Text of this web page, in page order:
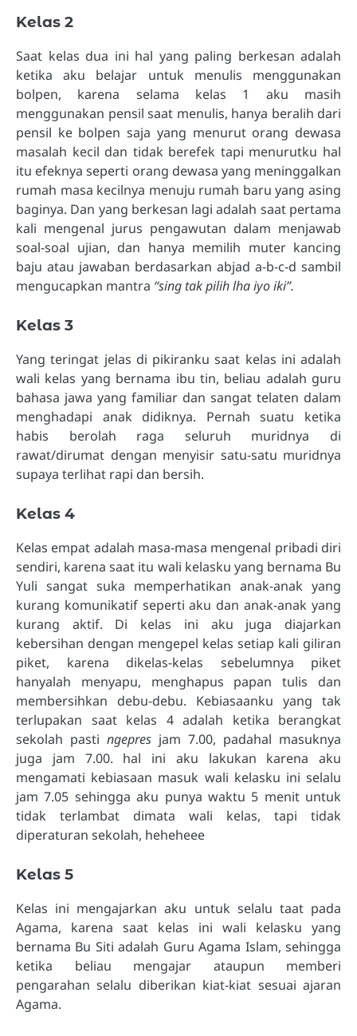
Kelas 2
Saat kelas dua ini hal yang paling berkesan adalah
ketika aku belajar untuk menulis menggunakan
bolpen, karena selama kelas 1 aku masih
menggunakan pensil saat menulis, hanya beralih dari
pensil ke bolpen saja yang menurut orang dewasa
masalah kecil dan tidak berefek tapi menurutku hal
itu efeknya seperti orang dewasa yang meninggalkan
rumah masa kecilnya menuju rumah baru yang asing
baginya. Dan yang berkesan lagi adalah saat pertama
kali mengenal jurus pengawutan dalam menjawab
soal-soal ujian, dan hanya memilih muter kancing
baju atau jawaban berdasarkan abjad a-b-c-d sambil
mengucapkan mantra “sing tak pilih lha iyo iki”.
Kelas 3
Yang teringat jelas di pikiranku saat kelas ini adalah
wali kelas yang bernama ibu tin, beliau adalah guru
bahasa jawa yang familiar dan sangat telaten dalam
menghadapi anak didiknya. Pernah suatu ketika
habis berolah raga seluruh muridnya di
rawat/dirumat dengan menyisir satu-satu muridnya
supaya terlihat rapi dan bersih.
Kelas 4
Kelas empat adalah masa-masa mengenal pribadi diri
sendiri, karena saat itu wali kelasku yang bernama Bu
Yuli sangat suka memperhatikan anak-anak yang
kurang komunikatif seperti aku dan anak-anak yang
kurang aktif. Di kelas ini aku juga diajarkan
kebersihan dengan mengepel kelas setiap kali giliran
piket, karena dikelas-kelas sebelumnya piket
hanyalah menyapu, menghapus papan tulis dan
membersihkan debu-debu. Kebiasaanku yang tak
terlupakan saat kelas 4 adalah ketika berangkat
sekolah pasti ngepres jam 7.00, padahal masuknya
juga jam 7.00. hal ini aku lakukan karena aku
mengamati kebiasaan masuk wali kelasku ini selalu
jam 7.05 sehingga aku punya waktu 5 menit untuk
tidak terlambat dimata wali kelas, tapi tidak
diperaturan sekolah, heheheee
Kelas 5
Kelas ini mengajarkan aku untuk selalu taat pada
Agama, karena saat kelas ini wali kelasku yang
bernama Bu Siti adalah Guru Agama Islam, sehingga
ketika beliau mengajar ataupun memberi
pengarahan selalu diberikan kiat-kiat sesuai ajaran
Agama.